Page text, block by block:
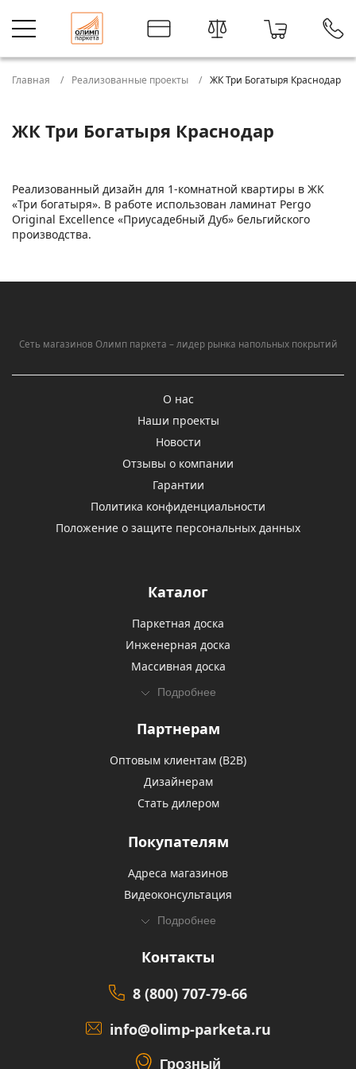
Главная Реализованные проекты ЖК Три Богатыря Краснодар
ЖК Три Богатыря Краснодар
Реализованный дизайн для 1-комнатной квартиры в ЖК
«Три богатыря». В работе использован ламинат Pergo
Original Excellence «Приусадебный Дуб» бельгийского
производства.
Сеть магазинов Олимп паркета – лидер рынка напольных покрытий
О нас
Наши проекты
Новости
Отзывы о компании
Гарантии
Политика конфиденциальности
Положение о защите персональных данных
Каталог
Паркетная доска
Инженерная доска
Массивная доска
Подробнее
Партнерам
Оптовым клиентам (В2В)
Дизайнерам
Стать дилером
Покупателям
Адреса магазинов
Видеоконсультация
Подробнее
Контакты
8 (800) 707-79-66
info@olimp-parketa.ru
Грозный